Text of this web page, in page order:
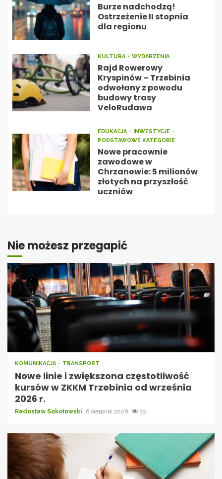
Burze nadchodzą!
Ostrzeżenie II stopnia
dla regionu
KULTURA WYDARZENIA
Rajd Rowerowy
Kryspinów – Trzebinia
odwołany z powodu
budowy trasy
VeloRudawa
EDUKACJA
INWESTYCJE
PODSTAWOWE KATEGORIE
Nowe pracownie
zawodowe w
Chrzanowie: 5 milionów
złotych na przyszłość
uczniów
Nie możesz przegapić
KOMUNIKACJA TRANSPORT
Nowe linie i zwiększona częstotliwość
kursów w ZKKM Trzebinia od września
2026 r.
Radosław Sokołowski 6 sierpnia 2026 30